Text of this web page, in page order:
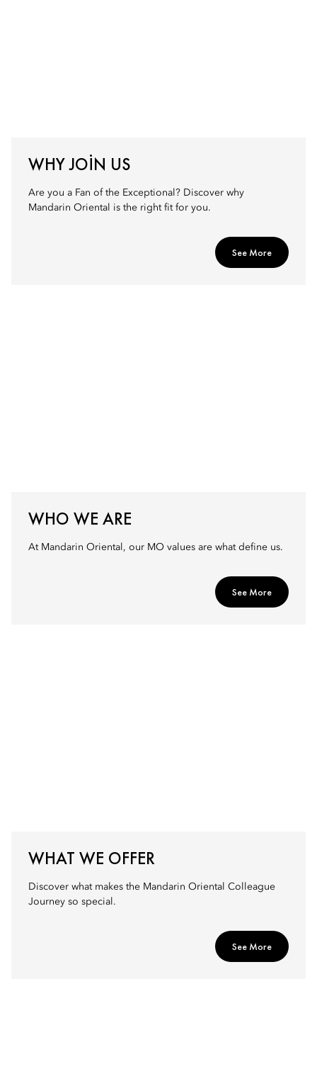
WHY JOIN US
Are you a Fan of the Exceptional? Discover why
Mandarin Oriental is the right fit for you.
See More
WHO WE ARE
At Mandarin Oriental, our MO values are what define us.
See More
WHAT WE OFFER
Discover what makes the Mandarin Oriental Colleague
Journey so special.
See More